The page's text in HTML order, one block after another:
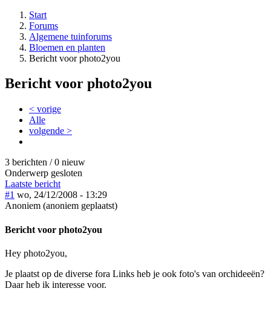
Start
Forums
Algemene tuinforums
Bloemen en planten
Bericht voor photo2you
Bericht voor photo2you
< vorige
Alle
volgende >
3 berichten / 0 nieuw
Onderwerp gesloten
Laatste bericht
#1 wo, 24/12/2008 - 13:29
Anoniem (anoniem geplaatst)
Bericht voor photo2you
Hey photo2you,
Je plaatst op de diverse fora Links heb je ook foto's van orchideeën?
Daar heb ik interesse voor.